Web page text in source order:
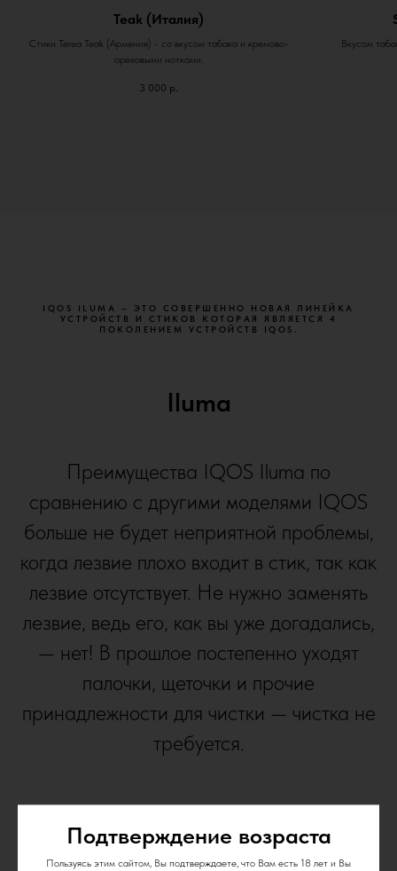
Подтверждение возраста
Пользуясь этим сайтом, Вы подтверждаете, что Вам есть 18 лет и Вы
Teak (Италия)
Стики Terea Teak (Армения) - со вкусом табака и кремово-
ореховыми нотками.
3 000 р.
Вкусом
IQOS ILUMA – ЭТО СОВЕРШЕННО НОВАЯ ЛИНЕЙКА
УСТРОЙСТВ И СТИКОВ КОТОРАЯ ЯВЛЯЕТСЯ 4
ПОКОЛЕНИЕМ УСТРОЙСТВ IQOS.
Iluma
Преимущества IQOS Iluma по
сравнению с другими моделями IQOS
больше не будет неприятной проблемы,
когда лезвие плохо входит в стик, так как
лезвие отсутствует. Не нужно заменять
лезвие, ведь его, как вы уже догадались,
— нет! В прошлое постепенно уходят
палочки, щеточки и прочие
принадлежности для чистки — чистка не
требуется.